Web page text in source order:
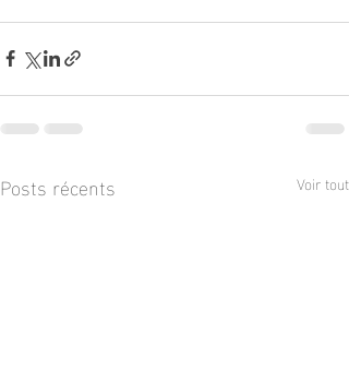
Posts récents Voir tout